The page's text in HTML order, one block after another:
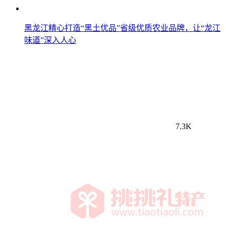
黑龙江精心打造“黑土优品”省级优质农业品牌，让“龙江
味道”深入人心
7.3K